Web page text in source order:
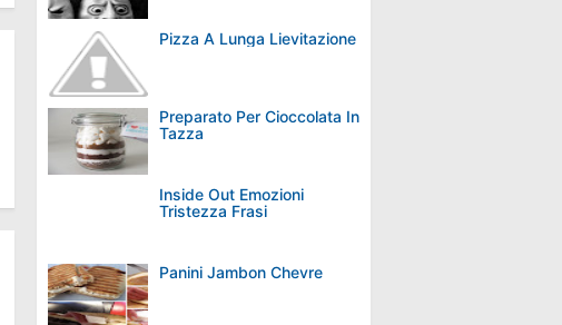
Pizza A Lunga Lievitazione
Preparato Per Cioccolata In
Tazza
Inside Out Emozioni
Tristezza Frasi
Panini Jambon Chevre